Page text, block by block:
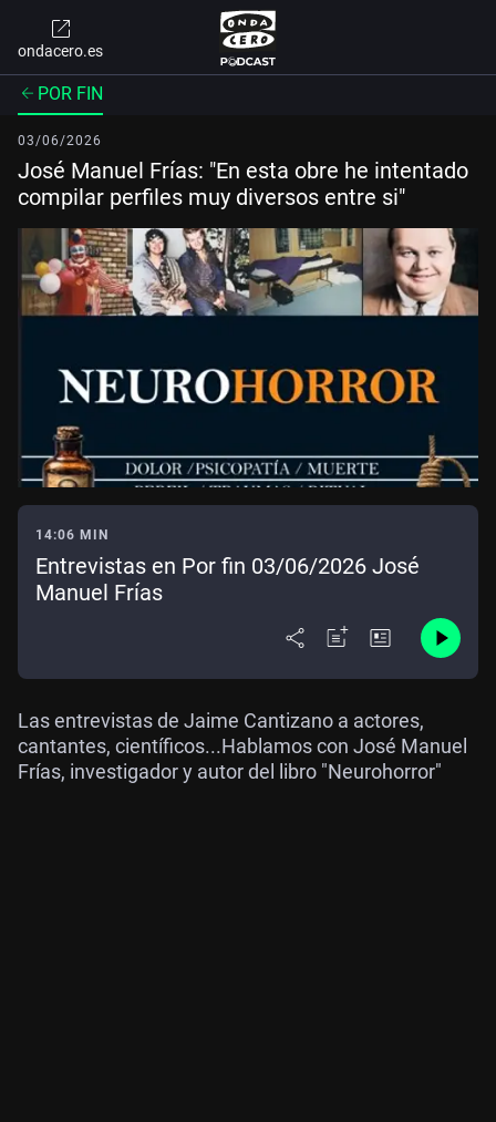
ondacero.es
POR FIN
03/06/2026
José Manuel Frías: "En esta obre he intentado
compilar perfiles muy diversos entre si"
14:06 MIN
Entrevistas en Por fin 03/06/2026 José
Manuel Frías
Las entrevistas de Jaime Cantizano a actores,
cantantes, científicos...Hablamos con José Manuel
Frías, investigador y autor del libro "Neurohorror"